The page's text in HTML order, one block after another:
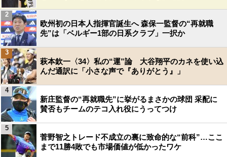
欧州初の日本人指揮官誕生へ 森保一監督の“再就職
先”は「ベルギー1部の日系クラブ」一択か
2
萩本欽一〈34〉私の“運”論 大谷翔平のカネを使い込
んだ通訳に「小さな声で『ありがとう』」
3
新庄監督の“再就職先”に挙がるまさかの球団 采配に
賛否もチームのテコ入れ役にうってつけ
4
菅野智之トレード不成立の裏に致命的な“前科”…ここ
まで11勝4敗でも市場価値が低かったワケ
5